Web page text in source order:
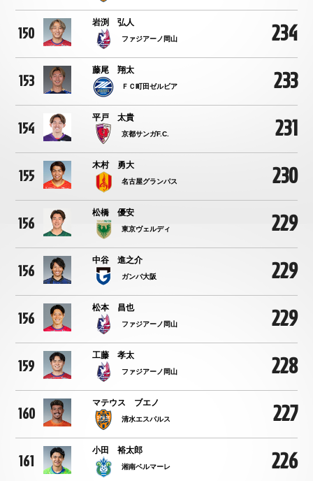
150
岩渕 弘人
ファジアーノ岡山 234
153
藤尾 翔太
ＦＣ町田ゼルビア 233
154
平戸 太貴
京都サンガF.C. 231
155
木村 勇大
名古屋グランパス 230
156
松橋 優安
東京ヴェルディ 229
156
中谷 進之介
ガンバ大阪 229
156
松本 昌也
ファジアーノ岡山 229
159
工藤 孝太
ファジアーノ岡山 228
160
マテウス ブエノ
清水エスパルス 227
161
小田 裕太郎
湘南ベルマーレ 226